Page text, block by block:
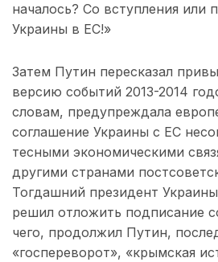
началось? Со вступления или
Украины в ЕС!»
Затем Путин пересказал
версию событий 2013-2014
словам, предупреждала
соглашение Украины с ЕС
тесными экономическими
другими странами
Тогдашний президент
решил отложить подписание
чего, продолжил Путин,
«госпереворот», «крымская